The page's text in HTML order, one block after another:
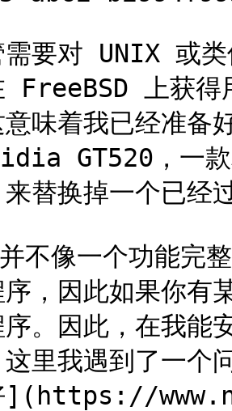
需要对 UNIX 或
FreeBSD 上获得
味着我已经准备
GT520，一款
替换掉一个已经
不像一个功能完
序，因此如果你有
。因此，在我能
这里我遇到了一
](https://